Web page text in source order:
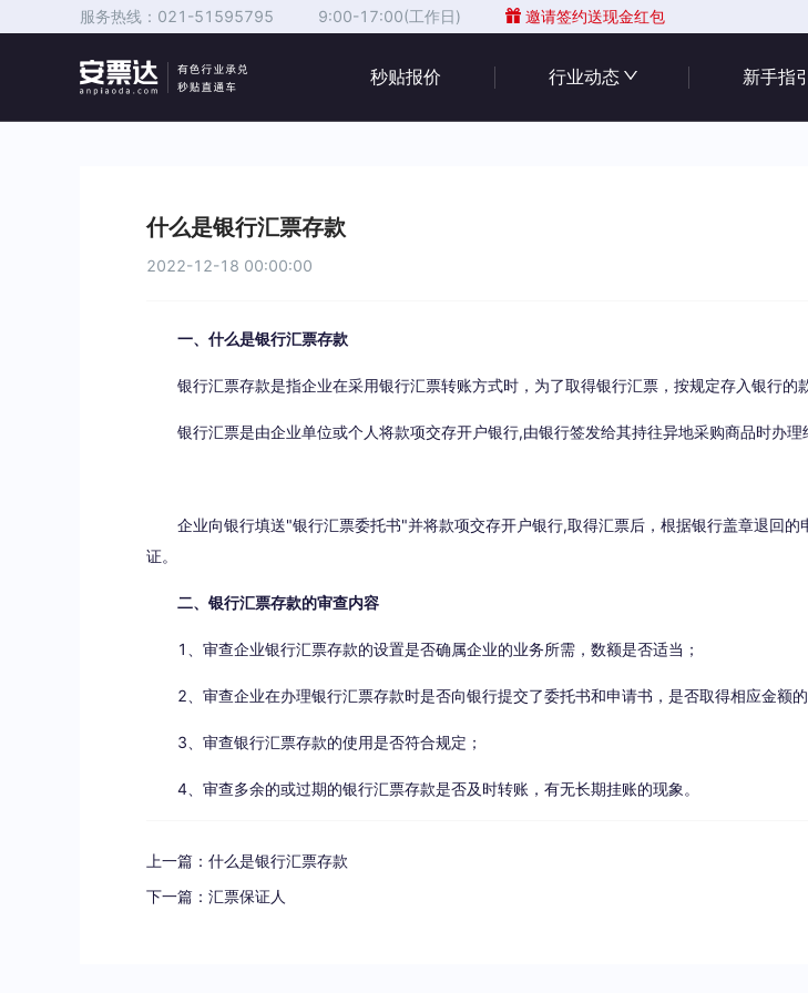
服务热线： 021-51595795 9:00-17:00(工作日) 邀请签约送现金红包
秒贴报价 行业动态 新手指
什么是银行汇票存款
2022-12-18 00:00:00
一、什么是银行汇票存款
银行汇票存款是指企业在采用银行汇票转账方式时，为了取得银行汇票，按规定存入银行的款
银行汇票是由企业单位或个人将款项交存开户银行,由银行签发给其持往异地采购商品时办理
企业向银行填送"银行汇票委托书"并将款项交存开户银行,取得汇票后，根据银行盖章退回的
证。
二、银行汇票存款的审查内容
1、审查企业银行汇票存款的设置是否确属企业的业务所需，数额是否适当；
2、审查企业在办理银行汇票存款时是否向银行提交了委托书和申请书，是否取得相应金额
3、审查银行汇票存款的使用是否符合规定；
4、审查多余的或过期的银行汇票存款是否及时转账，有无长期挂账的现象。
上一篇： 什么是银行汇票存款
下一篇： 汇票保证人